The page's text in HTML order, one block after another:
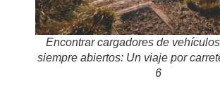
Encontrar cargadores de
siempre abiertos: Un viaje por
6